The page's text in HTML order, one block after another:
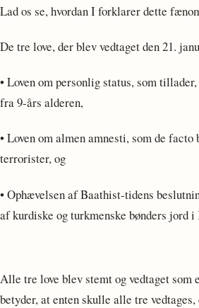
Lad os se, hvordan I forklarer dette
De tre love, der blev vedtaget den 21.
• Loven om personlig status, som
fra 9-års alderen,
• Loven om almen amnesti, som de facto
terrorister, og
• Ophævelsen af Baathist-tidens
af kurdiske og turkmenske bønders jord
Alle tre love blev stemt og vedtaget som
betyder, at enten skulle alle tre